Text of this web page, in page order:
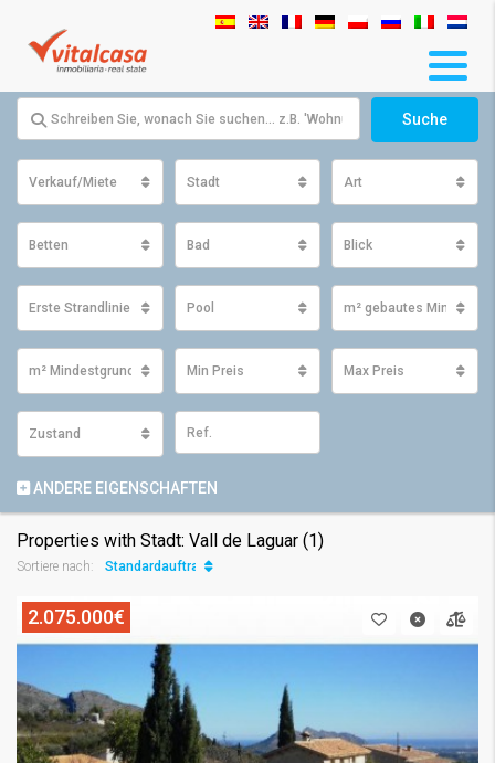
Suche
Verkauf/Miete Stadt Art
Betten Bad Blick
Erste Strandlinie Pool m² gebautes Minimum
m² Mindestgrundfläche Min Preis Max Preis
Zustand
ANDERE EIGENSCHAFTEN
Properties with Stadt: Vall de Laguar (1)
Sortiere nach: Standardauftrag
2.075.000€